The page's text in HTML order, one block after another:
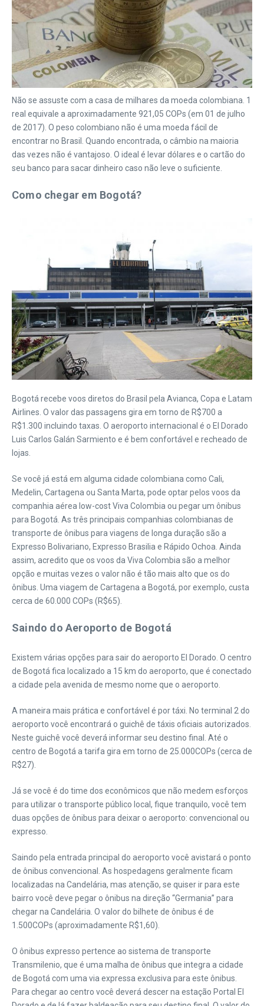
Não se assuste com a casa de milhares da moeda colombiana. 1
real equivale a aproximadamente 921,05 COPs (em 01 de julho
de 2017). O peso colombiano não é uma moeda fácil de
encontrar no Brasil. Quando encontrada, o câmbio na maioria
das vezes não é vantajoso. O ideal é levar dólares e o cartão do
seu banco para sacar dinheiro caso não leve o suficiente.
Como chegar em Bogotá?
Bogotá recebe voos diretos do Brasil pela Avianca, Copa e Latam
Airlines. O valor das passagens gira em torno de R$700 a
R$1.300 incluindo taxas. O aeroporto internacional é o El Dorado
Luis Carlos Galán Sarmiento e é bem confortável e recheado de
lojas.
Se você já está em alguma cidade colombiana como Cali,
Medelin, Cartagena ou Santa Marta, pode optar pelos voos da
companhia aérea low-cost Viva Colombia ou pegar um ônibus
para Bogotá. As três principais companhias colombianas de
transporte de ônibus para viagens de longa duração são a
Expresso Bolivariano, Expresso Brasilia e Rápido Ochoa. Ainda
assim, acredito que os voos da Viva Colombia são a melhor
opção e muitas vezes o valor não é tão mais alto que os do
ônibus. Uma viagem de Cartagena a Bogotá, por exemplo, custa
cerca de 60.000 COPs (R$65).
Saindo do Aeroporto de Bogotá
Existem várias opções para sair do aeroporto El Dorado. O centro
de Bogotá fica localizado a 15 km do aeroporto, que é conectado
a cidade pela avenida de mesmo nome que o aeroporto.
A maneira mais prática e confortável é por táxi. No terminal 2 do
aeroporto você encontrará o guichê de táxis oficiais autorizados.
Neste guichê você deverá informar seu destino final. Até o
centro de Bogotá a tarifa gira em torno de 25.000COPs (cerca de
R$27).
Já se você é do time dos econômicos que não medem esforços
para utilizar o transporte público local, fique tranquilo, você tem
duas opções de ônibus para deixar o aeroporto: convencional ou
expresso.
Saindo pela entrada principal do aeroporto você avistará o ponto
de ônibus convencional. As hospedagens geralmente ficam
localizadas na Candelária, mas atenção, se quiser ir para este
bairro você deve pegar o ônibus na direção “Germania” para
chegar na Candelária. O valor do bilhete de ônibus é de
1.500COPs (aproximadamente R$1,60).
O ônibus expresso pertence ao sistema de transporte
Transmilenio, que é uma malha de ônibus que integra a cidade
de Bogotá com uma via expressa exclusiva para este ônibus.
Para chegar ao centro você deverá descer na estação Portal El